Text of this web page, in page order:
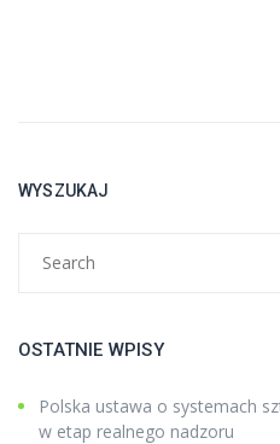
WYSZUKAJ
OSTATNIE WPISY
Polska ustawa o systemach
w etap realnego nadzoru